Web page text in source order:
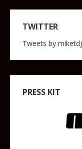
TWITTER
Tweets by miketdj
PRESS KIT